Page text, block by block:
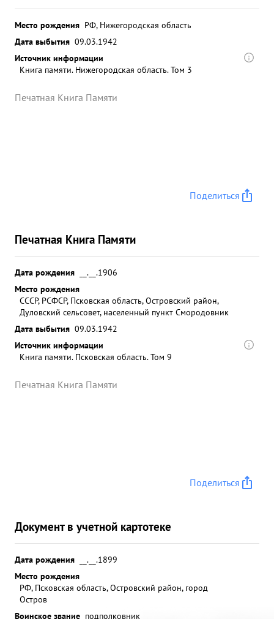
Место рождения РФ, Нижегородская область
Дата выбытия 09.03.1942
Источник информации
Книга памяти. Нижегородская область. Том 3
Печатная Книга Памяти
Поделиться
Печатная Книга Памяти
Дата рождения
__.__.1906
Место рождения
СССР, РСФСР, Псковская область, Островский район,
Дуловский сельсовет, населенный пункт Смородовник
Дата выбытия 09.03.1942
Источник информации
Книга памяти. Псковская область. Том 9
Печатная Книга Памяти
Поделиться
Документ в учетной картотеке
Дата рождения
__.__.1899
Место рождения
РФ, Псковская область, Островский район, город
Остров
Воинское звание подполковник